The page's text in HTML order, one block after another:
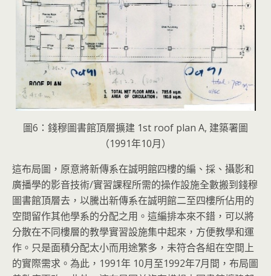
圖6：錢穆圖書館頂層擴建 1st roof plan A, 建築署圖
（1991年10月）
這布局圖，原意將新傳系在誠明館四樓的編、採、攝影和
廣播學的影音技術/實習課程所需的操作設施全數搬到錢穆
圖書館頂層去，以騰出新傳系在誠明館二至四樓所佔用的
空間留作其他學系的分配之用。這編排本來不錯，可以將
分散在不同樓層的教學實習設施集中起來，方便教學和運
作。只是面積分配太小而用途繁多，未符合各組在空間上
的實際需求。為此，1991年 10月至1992年7月間，布局圖